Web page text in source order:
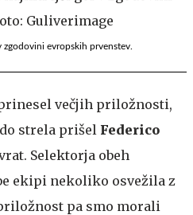
evropskih prvenstev.
večjih priložnosti,
strela prišel Federico
Selektorja obeh
ekipi nekoliko osvežila z
pa smo morali